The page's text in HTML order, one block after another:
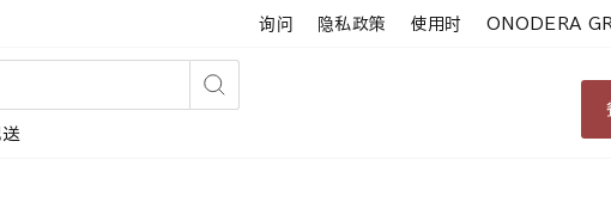
询问 隐私政策 使用时 ONODERA
搜